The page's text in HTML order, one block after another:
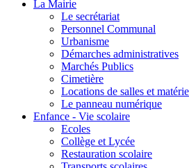
La Mairie
Le secrétariat
Personnel Communal
Urbanisme
Démarches administratives
Marchés Publics
Cimetière
Locations de salles et
Le panneau numérique
Enfance - Vie scolaire
Ecoles
Collège et Lycée
Restauration scolaire